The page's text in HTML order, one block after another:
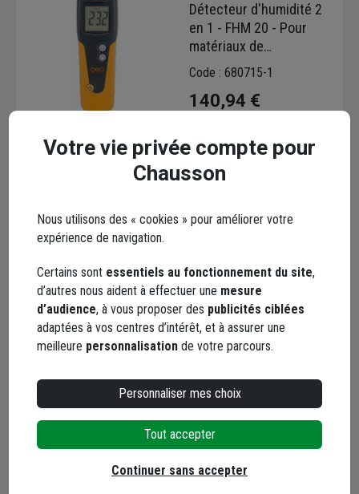
Détecteur d'humidité 2
en 1 - FHM 20 - Pour
matériaux de
construction - Geo
Code : 680715-1
140,94 €
Trouver du stock en agence
Lecteur d'angle digital
Géo Fennel A-Digit 75 cm
en aluminium anodisé
199,84 €
Choisir une agence pour vérifier le stock
Trouver du stock en agence
Votre vie privée compte pour
Chausson
Nous utilisons des « cookies » pour améliorer votre
expérience de navigation.
Certains sont essentiels au fonctionnement du site,
d’autres nous aident à effectuer une mesure
d’audience, à vous proposer des publicités ciblées
adaptées à vos centres d’intérêt, et à assurer une
meilleure personnalisation de votre parcours.
Personnaliser mes choix
Tout accepter
Continuer sans accepter